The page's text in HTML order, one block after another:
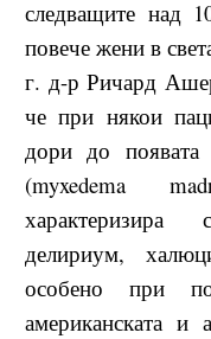
следващите над
повече жени в
г. д-р Ричард
че при някои
дори до появата
(myxedema
делириум,
особено при
американската и